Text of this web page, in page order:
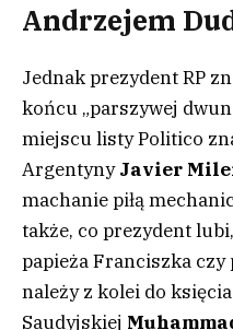
Andrzejem
Jednak prezydent RP
końcu „parszywej
miejscu listy Politico
ArgentynyJavier
machanie piłą
także, co prezydent
papieża Franciszka
należy z kolei do
Saudyjskiej